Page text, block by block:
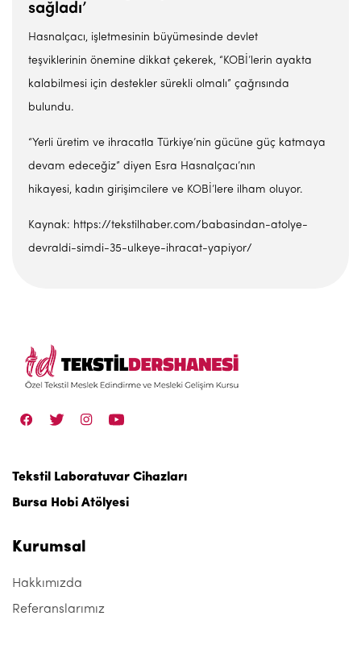
sağladı’
Hasnalçacı, işletmesinin büyümesinde devlet
teşviklerinin önemine dikkat çekerek, “KOBİ’lerin ayakta
kalabilmesi için destekler sürekli olmalı” çağrısında
bulundu.
“Yerli üretim ve ihracatla Türkiye’nin gücüne güç katmaya
devam edeceğiz” diyen Esra Hasnalçacı’nın
hikayesi, kadın girişimcilere ve KOBİ’lere ilham oluyor.
Kaynak: https://tekstilhaber.com/babasindan-atolye-
devraldi-simdi-35-ulkeye-ihracat-yapiyor/
Tekstil Laboratuvar Cihazları
Bursa Hobi Atölyesi
Kurumsal
Hakkımızda
Referanslarımız